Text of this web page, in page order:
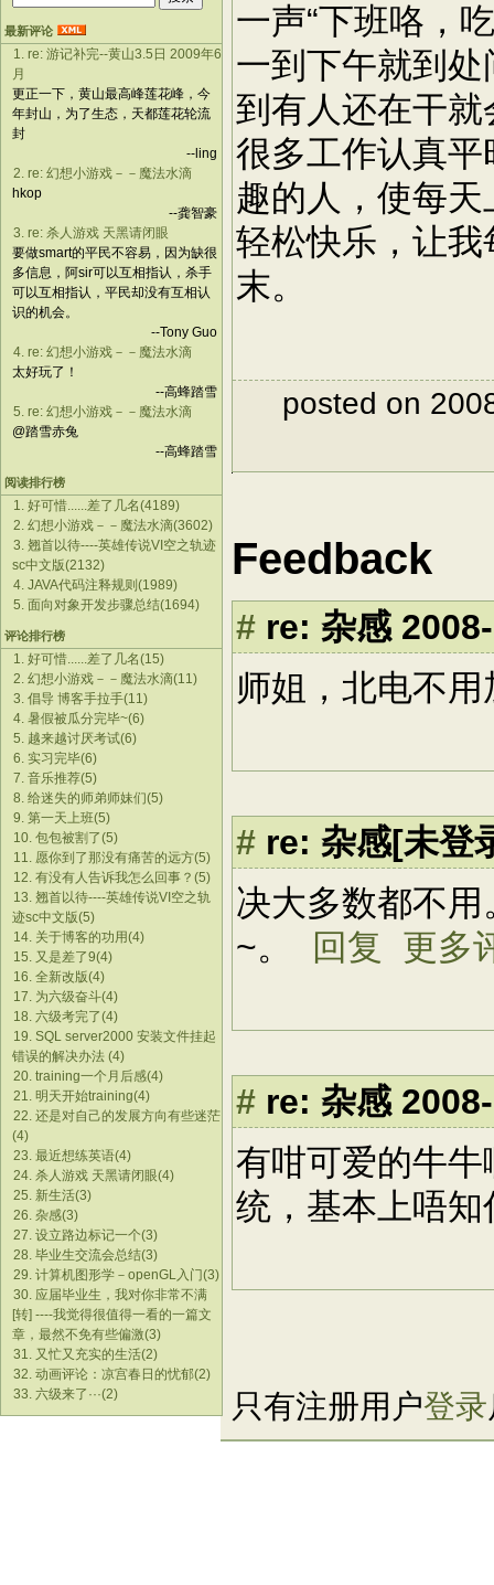
最新评论
1. re: 游记补完--黄山3.5日 2009年6
月
更正一下，黄山最高峰莲花峰，今
年封山，为了生态，天都莲花轮流
封
--ling
2. re: 幻想小游戏－－魔法水滴
hkop
--龚智豪
3. re: 杀人游戏 天黑请闭眼
要做smart的平民不容易，因为缺很
多信息，阿sir可以互相指认，杀手
可以互相指认，平民却没有互相认
识的机会。
--Tony Guo
4. re: 幻想小游戏－－魔法水滴
太好玩了！
--高蜂踏雪
5. re: 幻想小游戏－－魔法水滴
@踏雪赤兔
--高蜂踏雪
阅读排行榜
1. 好可惜......差了几名(4189)
2. 幻想小游戏－－魔法水滴(3602)
3. 翘首以待----英雄传说VI空之轨迹
sc中文版(2132)
4. JAVA代码注释规则(1989)
5. 面向对象开发步骤总结(1694)
评论排行榜
1. 好可惜......差了几名(15)
2. 幻想小游戏－－魔法水滴(11)
3. 倡导 博客手拉手(11)
4. 暑假被瓜分完毕~(6)
5. 越来越讨厌考试(6)
6. 实习完毕(6)
7. 音乐推荐(5)
8. 给迷失的师弟师妹们(5)
9. 第一天上班(5)
10. 包包被割了(5)
11. 愿你到了那没有痛苦的远方(5)
12. 有没有人告诉我怎么回事？(5)
13. 翘首以待----英雄传说VI空之轨
迹sc中文版(5)
14. 关于博客的功用(4)
15. 又是差了9(4)
16. 全新改版(4)
17. 为六级奋斗(4)
18. 六级考完了(4)
19. SQL server2000 安装文件挂起
错误的解决办法 (4)
20. training一个月后感(4)
21. 明天开始training(4)
22. 还是对自己的发展方向有些迷茫
(4)
23. 最近想练英语(4)
24. 杀人游戏 天黑请闭眼(4)
25. 新生活(3)
26. 杂感(3)
27. 设立路边标记一个(3)
28. 毕业生交流会总结(3)
29. 计算机图形学－openGL入门(3)
30. 应届毕业生，我对你非常不满
[转] ----我觉得很值得一看的一篇文
章，最然不免有些偏激(3)
31. 又忙又充实的生活(2)
32. 动画评论：凉宫春日的忧郁(2)
33. 六级来了···(2)
一声“下班咯，
一到下午就到
到有人还在干就
很多工作认真
趣的人，使每
轻松快乐，让
末。
posted on
Feedback
# re: 杂感
师姐，北电不
# re: 杂感[未登
决大多数都不
~。 回复 更多
# re: 杂感
有咁可爱的牛
统，基本上唔
只有注册用户登录